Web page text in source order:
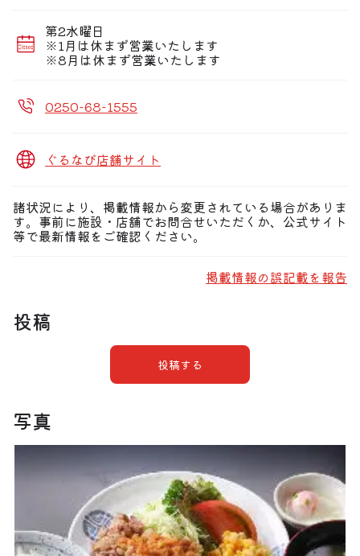
第2水曜日
※1月は休まず営業いたします
※8月は休まず営業いたします
0250-68-1555
ぐるなび店舗サイト
諸状況により、掲載情報から変更されている場合がありま
す。事前に施設・店舗でお問合せいただくか、公式サイト
等で最新情報をご確認ください。
掲載情報の誤記載を報告
投稿
投稿する
写真